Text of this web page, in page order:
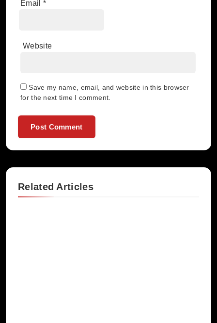
Email *
Website
Save my name, email, and website in this browser
for the next time I comment.
Related Articles